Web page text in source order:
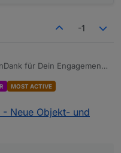
-1
für Dein Engagement
Anfang auf dem
haben mir nun
Gleiche auswerfen,
MOST ACTIVE
Neue Objekt- und